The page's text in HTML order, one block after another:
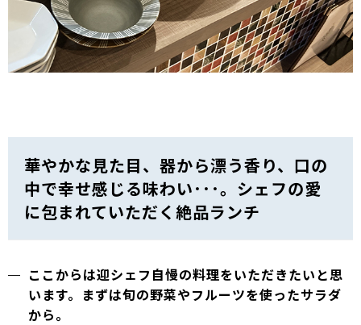
華やかな見た目、器から漂う香り、口の
中で幸せ感じる味わい･･･。シェフの愛
に包まれていただく絶品ランチ
ここからは迎シェフ自慢の料理をいただきたいと思
います。まずは旬の野菜やフルーツを使ったサラダ
から。